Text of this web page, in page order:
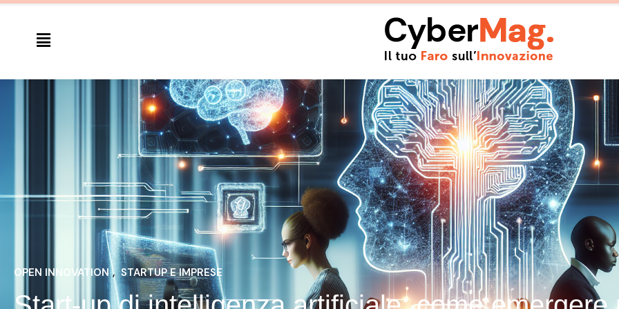
OPEN INNOVATION , STARTUP E IMPRESE